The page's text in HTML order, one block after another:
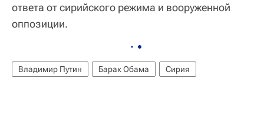
ответа от сирийского режима и вооруженной
оппозиции.
Владимир Путин Барак Обама Сирия